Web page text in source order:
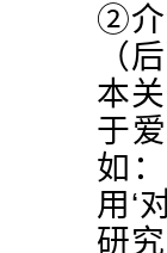
②介
（
本
于
如
用‘
研